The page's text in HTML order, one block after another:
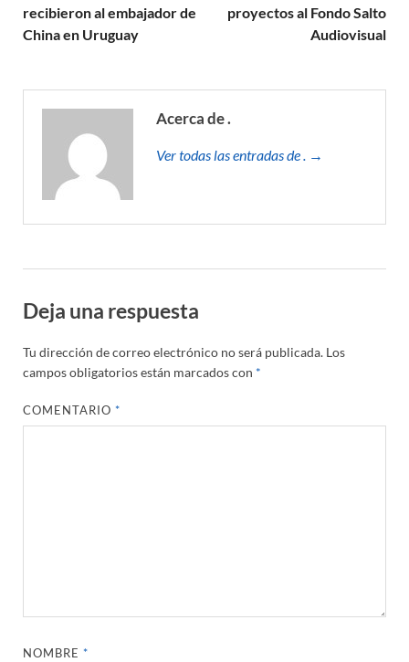
recibieron al embajador de
China en Uruguay
proyectos al Fondo Salto
Audiovisual
Acerca de .
Ver todas las entradas de . →
Deja una respuesta
Tu dirección de correo electrónico no será publicada. Los
campos obligatorios están marcados con *
COMENTARIO*
NOMBRE*